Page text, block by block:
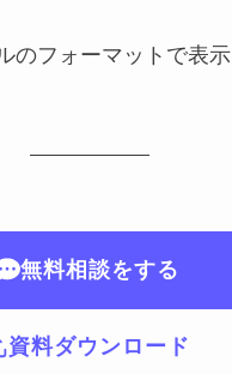
のフォーマットで表
無料相談をする
資料ダウンロード